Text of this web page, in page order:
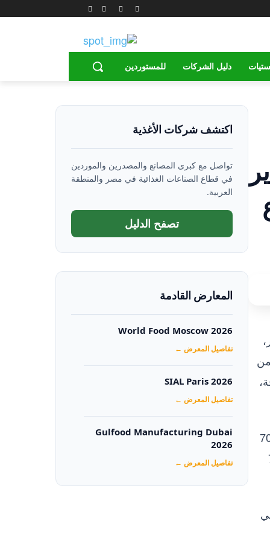
دليل الشركات للمستوردين
24 نوفمبر،
طن، تليها الفاصولياء بإجمالي 7000
7000
اكتشف شركات الأغذية
تواصل مع كبرى المصانع والمصدرين والموردين
في قطاع الصناعات الغذائية في مصر والمنطقة
العربية.
تصفح الدليل
المعارض القادمة
World Food Moscow 2026
تفاصيل المعرض ←
SIAL Paris 2026
تفاصيل المعرض ←
Gulfood Manufacturing Dubai
2026‏
تفاصيل المعرض ←